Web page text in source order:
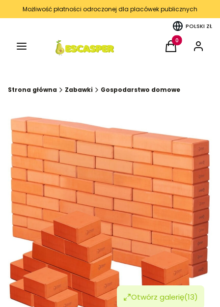
Możliwość płatności odroczonej dla placówek publicznych
POLSKI ZŁ
Menu Produkty w
Koszyk Zaloguj
Strona główna Zabawki Gospodarstwo domowe
Otwórz galerię(13)